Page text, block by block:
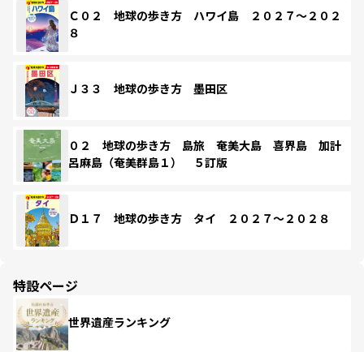
Ｃ０２ 地球の歩き方 ハワイ島 ２０２７～２０２
８
Ｊ３３ 地球の歩き方 墨田区
０２ 地球の歩き方 島旅 奄美大島 喜界島 加計
呂麻島（奄美群島１） ５訂版
Ｄ１７ 地球の歩き方 タイ ２０２７～２０２８
特設ページ
世界遺産ランキング